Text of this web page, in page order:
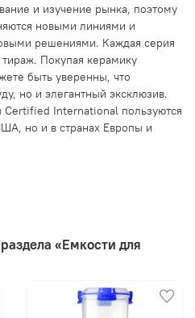
и изучение рынка, поэтому
новыми линиями и
решениями. Каждая серия
Покупая керамику
быть уверенны, что
но и элегантный эксклюзив.
International пользуются
но и в странах Европы и
«Емкости для